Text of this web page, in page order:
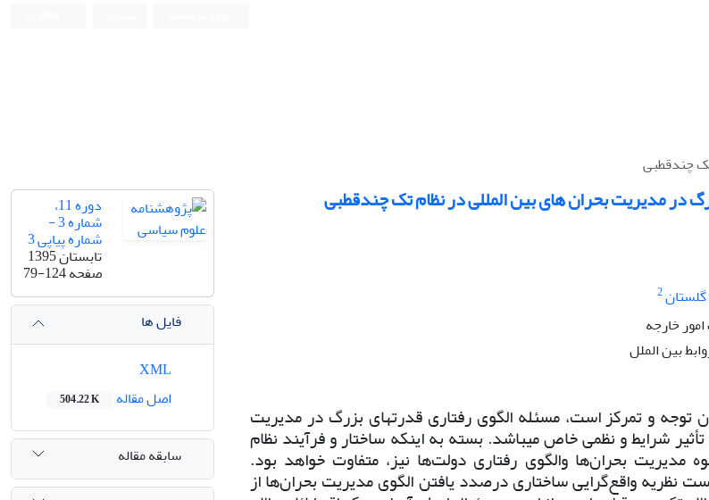
چندقطبی
در مدیریت بحران های بین المللی در نظام تک چندقطبی
2
خارجه
بین الملل
توجه و تمرکز است، مسئله الگوی رفتاری قدرت­های بزرگ در مدیریت
شرایط و نظمی خاص می­باشد. بسته به اینکه ساختار و فرآیند نظام
مدیریت بحران‌ها والگوی رفتاری دولت‌ها نیز، متفاوت خواهد بود.
نظریه واقع‌گرایی ساختاری درصدد یافتن الگوی مدیریت بحران‌ها از
دوره 11،
شماره 3 -
شماره پیاپی 3
تابستان 1395
صفحه79-124
فایل ها
اصل مقاله
504.22 K
سابقه مقاله